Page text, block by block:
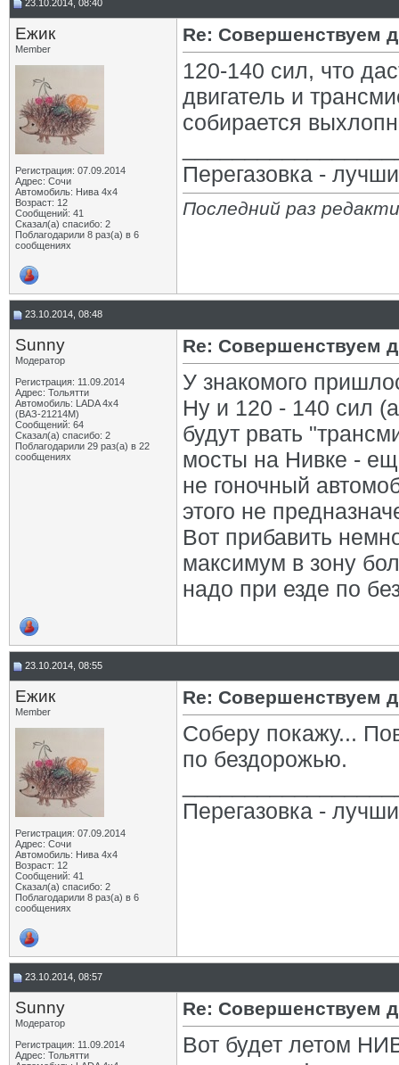
23.10.2014, 08:40
Eжик
Member
Регистрация: 07.09.2014
Адрес: Сочи
Автомобиль: Нива 4х4
Возраст: 12
Сообщений: 41
Сказал(а) спасибо: 2
Поблагодарили 8 раз(а) в 6
сообщениях
Re: Совершенствуем
120-140 сил, что
двигатель и
собирается
Перегазовка -
Последний раз
23.10.2014, 08:48
Sunny
Модератор
Регистрация: 11.09.2014
Адрес: Тольятти
Автомобиль: LADA 4x4
(ВАЗ-21214М)
Сообщений: 64
Сказал(а) спасибо: 2
Поблагодарили 29 раз(а) в 22
сообщениях
Re: Совершенствуем
У знакомого
Ну и 120 - 140 сил
будут рвать
мосты на Нивке -
не гоночный
этого не
Вот прибавить
максимум в зону
надо при езде по
23.10.2014, 08:55
Eжик
Member
Регистрация: 07.09.2014
Адрес: Сочи
Автомобиль: Нива 4х4
Возраст: 12
Сообщений: 41
Сказал(а) спасибо: 2
Поблагодарили 8 раз(а) в 6
сообщениях
Re: Совершенствуем
Соберу покажу...
по бездорожью.
Перегазовка -
23.10.2014, 08:57
Sunny
Модератор
Регистрация: 11.09.2014
Адрес: Тольятти
Re: Совершенствуем
Вот будет летом